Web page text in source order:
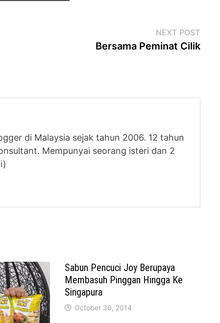
NEXT POSTNext
Bersama Peminat Cilik
di Malaysia sejak tahun 2006. 12 tahun
Mempunyai seorang isteri dan 2
Sabun Pencuci Joy Berupaya
Membasuh Pinggan Hingga Ke
Singapura
October 30, 2014